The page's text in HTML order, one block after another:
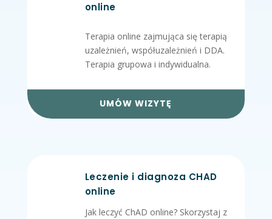
online
Terapia online zajmująca się terapią
uzależnień, współuzależnień i DDA.
Terapia grupowa i indywidualna.
UMÓW WIZYTĘ
Leczenie i diagnoza CHAD
online
Jak leczyć ChAD online? Skorzystaj z